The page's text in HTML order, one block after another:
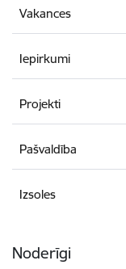
Vakances
Iepirkumi
Projekti
Pašvaldība
Izsoles
Noderīgi